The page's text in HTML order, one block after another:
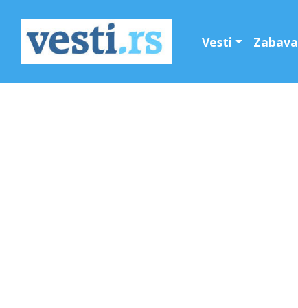
Vesti Zabava